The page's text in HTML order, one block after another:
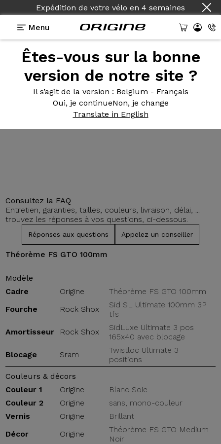
Expédition de votre vélo en 4 semaines
Menu
Êtes-vous sur la bonne
version de notre site ?
Il s’agit de la version : Belgium - Français
Oui, je continueNon, je change
Translate in English
Présentation
Théorème FSGTO 100mm
Consultez la FAQ
Entretien, garanties, tailles, couleurs, livraison, délai, ...
trouvez les réponses à vos questions, ci-dessous.
Réponses aux questions Appelez un conseiller
Théorème FS GTO 100mm
Modèle
Cadre
Origine
Théorème FS GTO 100mm
Fourche
Rock Shox
Sid SL Ultimate 100mm 3P
tfs
Amortisseur
Rock Shox
SidLuxe Ultimate 3 pos
165x40 avec blocage
Blocage
Sram
Twistloc Ultimate 3
positions
Couleurs & décors
Couleur 1
Origine
Blanc Soie
Couleur 2
Origine
sans, mono-couleur
Vernis
Origine
Brillant
Décor
Origine
Théorème FS GTO Medium
Noir